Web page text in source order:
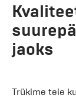
jaoks
Trükime teie